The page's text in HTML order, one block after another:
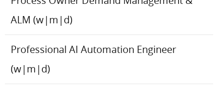
ALM (w|m|d)
Professional AI Automation Engineer
(w|m|d)